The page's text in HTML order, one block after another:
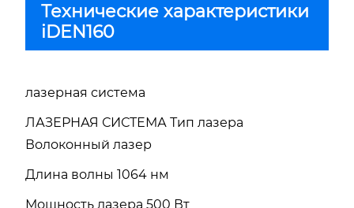
Технические характеристики
iDEN160
лазерная система
ЛАЗЕРНАЯ СИСТЕМА Тип лазера
Волоконный лазер
Длина волны 1064 нм
Мощность лазера 500 Вт